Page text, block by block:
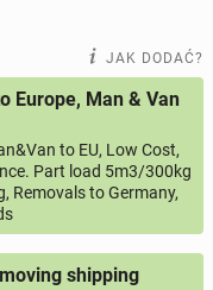
JAK DODAĆ?
Europe, Man & Van
to EU, Low Cost,
Part load 5m3/300kg
Removals to Germany,
shipping